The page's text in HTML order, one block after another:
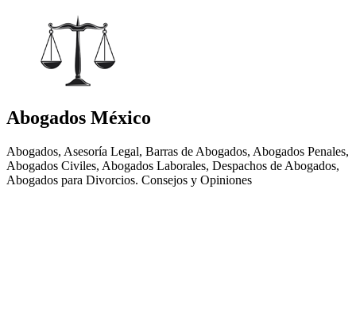
Abogados México
Abogados, Asesoría Legal, Barras de Abogados, Abogados Penales,
Abogados Civiles, Abogados Laborales, Despachos de Abogados,
Abogados para Divorcios. Consejos y Opiniones